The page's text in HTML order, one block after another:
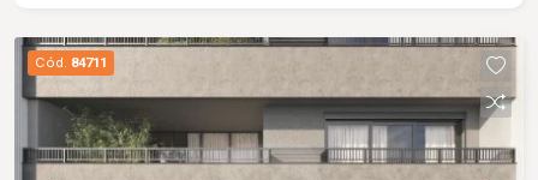
amigos. O imóvel oferece 02 vagas de
estacionamento e está localizado em condomínio
com portaria 24 horas, proporcionando mais
segurança e tranquilidade para os moradores. O
condomínio conta ainda com uma completa área
Cód. 84711